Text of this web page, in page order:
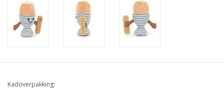
Kadoverpakking: